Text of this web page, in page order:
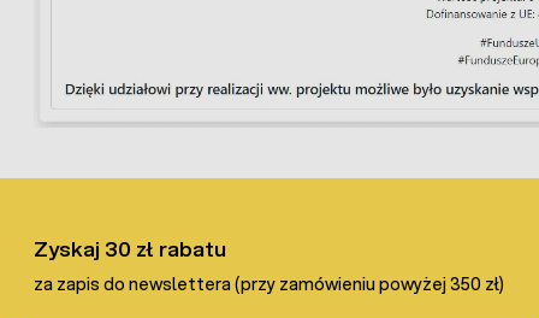
Zyskaj 30 zł rabatu
za zapis do newslettera (przy zamówieniu powyżej 350 zł)